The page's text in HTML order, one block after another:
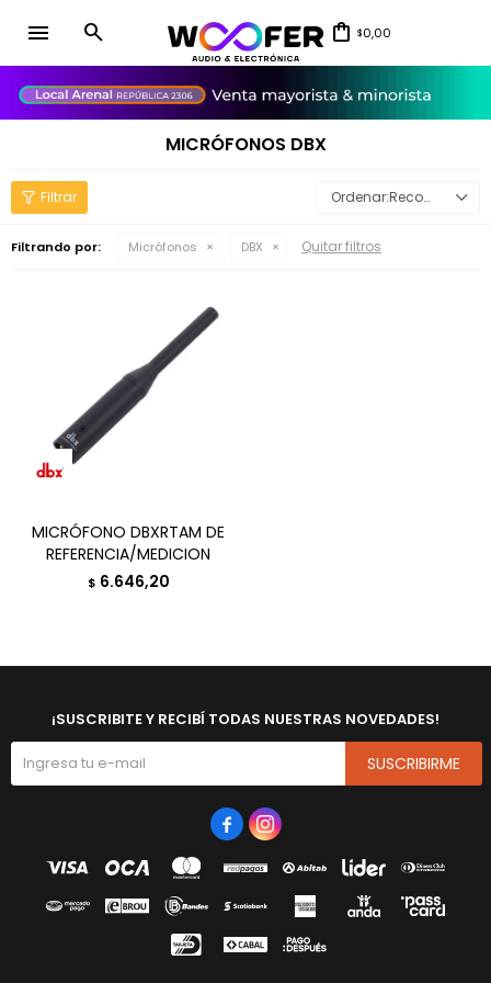
menu $0,00
MICRÓFONOS DBX
Recomendados
Filtrando por: Micrófonos DBX Quitar filtros
MICRÓFONO DBXRTAM DE
REFERENCIA/MEDICION
$ 6.646,20
¡SUSCRIBITE Y RECIBÍ TODAS NUESTRAS NOVEDADES!
SUSCRIBIRME
 
close